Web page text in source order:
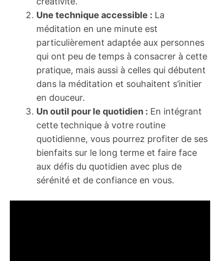
Une technique accessible : La
méditation en une minute est
particulièrement adaptée aux personnes
qui ont peu de temps à consacrer à cette
pratique, mais aussi à celles qui débutent
dans la méditation et souhaitent s’initier
en douceur.
Un outil pour le quotidien : En intégrant
cette technique à votre routine
quotidienne, vous pourrez profiter de ses
bienfaits sur le long terme et faire face
aux défis du quotidien avec plus de
sérénité et de confiance en vous.